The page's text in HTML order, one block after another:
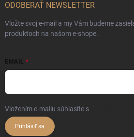
ODOBERAŤ NEWSLETTER
Vložte svoj e-mail a my Vám budeme
produktoch na našom e-shope.
EMAIL
Vložením e-mailu súhlasíte s
Prihlásiť sa